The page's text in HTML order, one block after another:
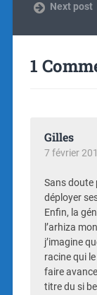
Next post
1
Gilles
7 février
Sans doute
déployer
Enfin, la
l’arhiza
j’imagine
racine qui
faire
titre du si